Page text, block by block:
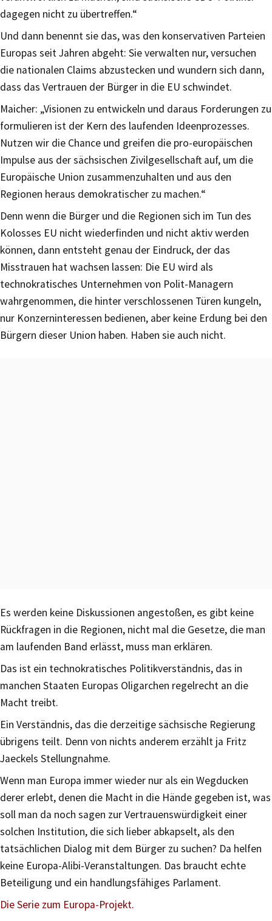
dagegen nicht zu übertreffen.“
Und dann benennt sie das, was den konservativen Parteien
Europas seit Jahren abgeht: Sie verwalten nur, versuchen
die nationalen Claims abzustecken und wundern sich dann,
dass das Vertrauen der Bürger in die EU schwindet.
Maicher: „Visionen zu entwickeln und daraus Forderungen zu
formulieren ist der Kern des laufenden Ideenprozesses.
Nutzen wir die Chance und greifen die pro-europäischen
Impulse aus der sächsischen Zivilgesellschaft auf, um die
Europäische Union zusammenzuhalten und aus den
Regionen heraus demokratischer zu machen.“
Denn wenn die Bürger und die Regionen sich im Tun des
Kolosses EU nicht wiederfinden und nicht aktiv werden
können, dann entsteht genau der Eindruck, der das
Misstrauen hat wachsen lassen: Die EU wird als
technokratisches Unternehmen von Polit-Managern
wahrgenommen, die hinter verschlossenen Türen kungeln,
nur Konzerninteressen bedienen, aber keine Erdung bei den
Bürgern dieser Union haben. Haben sie auch nicht.
Es werden keine Diskussionen angestoßen, es gibt keine
Rückfragen in die Regionen, nicht mal die Gesetze, die man
am laufenden Band erlässt, muss man erklären.
Das ist ein technokratisches Politikverständnis, das in
manchen Staaten Europas Oligarchen regelrecht an die
Macht treibt.
Ein Verständnis, das die derzeitige sächsische Regierung
übrigens teilt. Denn von nichts anderem erzählt ja Fritz
Jaeckels Stellungnahme.
Wenn man Europa immer wieder nur als ein Wegducken
derer erlebt, denen die Macht in die Hände gegeben ist, was
soll man da noch sagen zur Vertrauenswürdigkeit einer
solchen Institution, die sich lieber abkapselt, als den
tatsächlichen Dialog mit dem Bürger zu suchen? Da helfen
keine Europa-Alibi-Veranstaltungen. Das braucht echte
Beteiligung und ein handlungsfähiges Parlament.
Die Serie zum Europa-Projekt.